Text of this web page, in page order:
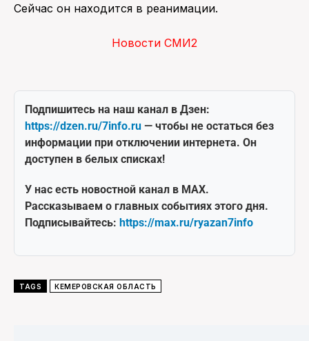
Сейчас он находится в реанимации.
Новости СМИ2
Подпишитесь на наш канал в Дзен:
https://dzen.ru/7info.ru — чтобы не остаться без
информации при отключении интернета. Он
доступен в белых списках!
У нас есть новостной канал в MAX.
Рассказываем о главных событиях этого дня.
Подписывайтесь: https://max.ru/ryazan7info
TAGS КЕМЕРОВСКАЯ ОБЛАСТЬ